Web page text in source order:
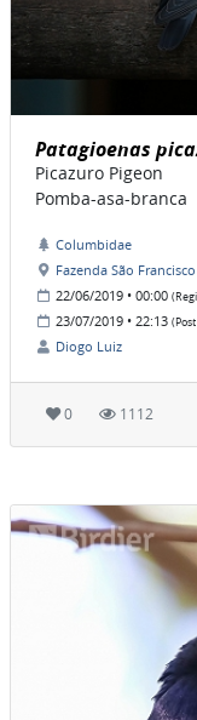
Patagioenas
Picazuro Pigeon
Pomba-asa-branca
Columbidae
Fazenda São
22/06/2019 • 00:00
23/07/2019 • 22:13
Diogo Luiz
0 1112